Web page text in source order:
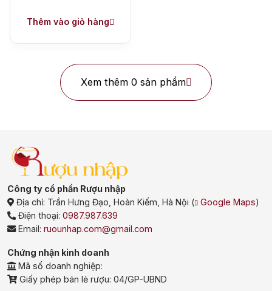
Top tìm kiếm
Rượu Vang Vang Pháp
Rượu Vang Ý
Rượu Vang Đỏ
Rượu Vang Trắng Whisky
Thêm vào giỏ hàng
Xem thêm 0 sản phẩm
Công ty cổ phần Rượu nhập
Địa chỉ: Trần Hưng Đạo, Hoàn Kiếm, Hà Nội ( Google Maps)
Điện thoại:0987.987.639
Email:ruounhap.com@gmail.com
Chứng nhận kinh doanh
Mã số doanh nghiệp:
Giấy phép bán lẻ rượu: 04/GP-UBND